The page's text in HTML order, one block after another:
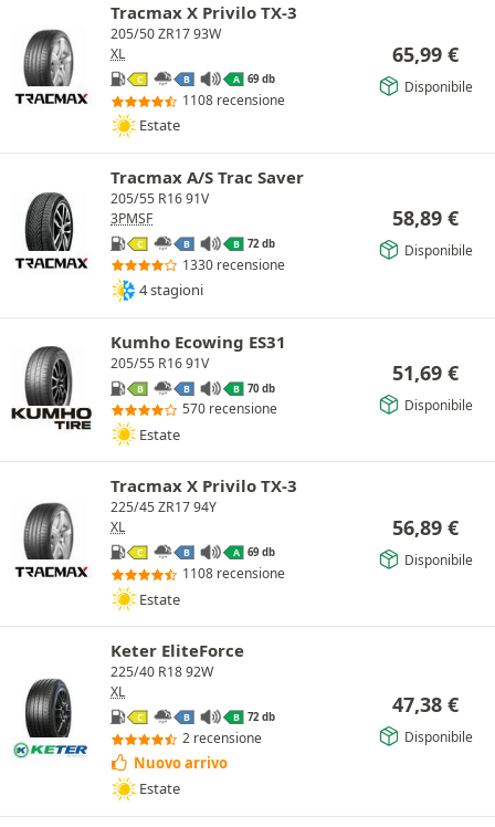
Tracmax X Privilo TX-3
205/50 ZR17 93W
XL
C B A 69 db
1108 recensione
Estate
65,99 €
Disponibile
Tracmax A/S Trac Saver
205/55 R16 91V
3PMSF
C B B 72 db
1330 recensione
4 stagioni
58,89 €
Disponibile
Kumho Ecowing ES31
205/55 R16 91V
B B B 70 db
570 recensione
Estate
51,69 €
Disponibile
Tracmax X Privilo TX-3
225/45 ZR17 94Y
XL
C B A 69 db
1108 recensione
Estate
56,89 €
Disponibile
Keter EliteForce
225/40 R18 92W
XL
C B B 72 db
2 recensione
Nuovo arrivo
Estate
47,38 €
Disponibile